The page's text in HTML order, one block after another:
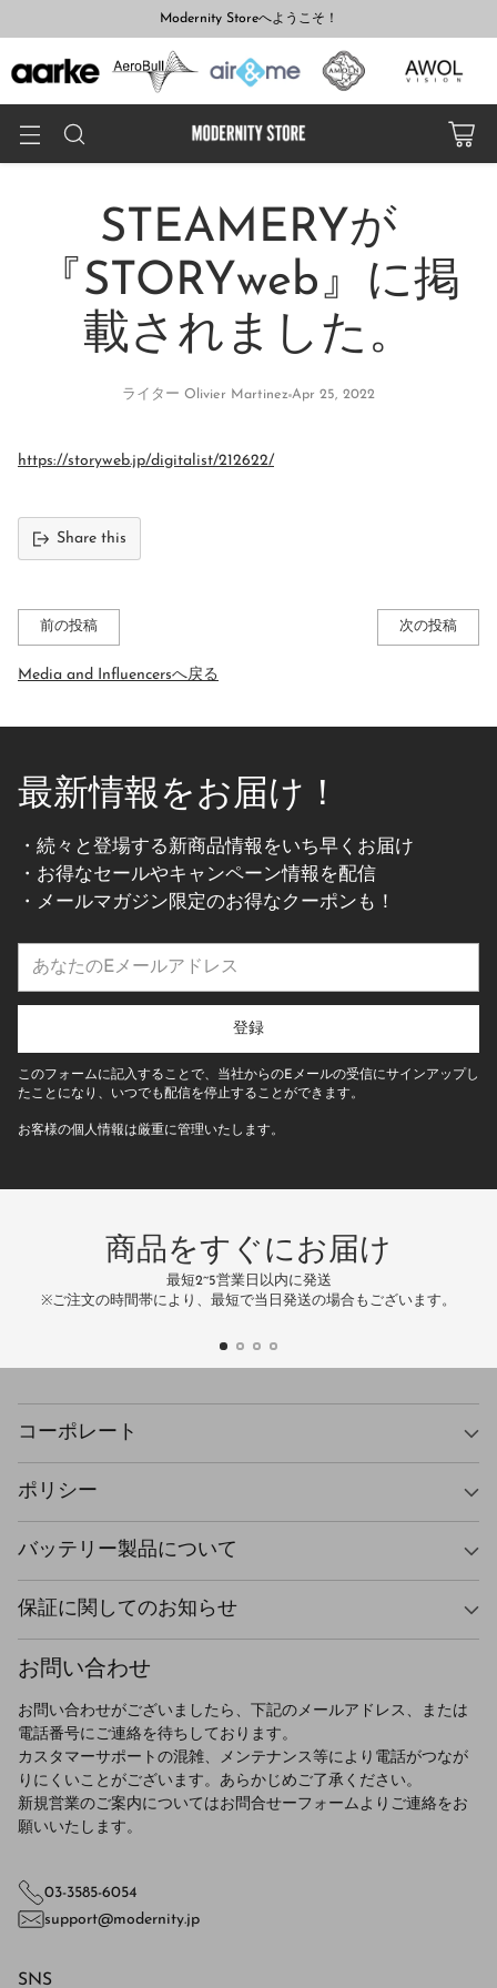
Modernity Storeへようこそ！
STEAMERYが
『STORYweb』に掲
載されました。
ライター Olivier Martinez Apr 25, 2022
https://storyweb.jp/digitalist/212622/
Share this
前の投稿 次の投稿
Media and Influencersへ戻る
最新情報をお届け！
・続々と登場する新商品情報をいち早くお届け
・お得なセールやキャンペーン情報を配信
・メールマガジン限定のお得なクーポンも！
メ
ー
ア
レ
登録
このフォームに記入することで、当社からのEメールの受信にサインアップし
たことになり、いつでも配信を停止することができます。
お客様の個人情報は厳重に管理いたします。
商品をすぐにお届け
最短2~5営業日以内に発送
※ご注文の時間帯により、最短で当日発送の場合もございます。
コーポレート
ポリシー
バッテリー製品について
保証に関してのお知らせ
お問い合わせ
お問い合わせがございましたら、下記のメールアドレス、または
電話番号にご連絡を待ちしております。
カスタマーサポートの混雑、メンテナンス等により電話がつなが
りにくいことがございます。あらかじめご了承ください。
新規営業のご案内についてはお問合せーフォームよりご連絡をお
願いいたします。
03-3585-6054
support@modernity.jp
SNS